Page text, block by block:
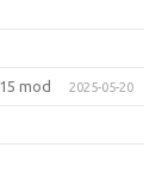
mod 2025-05-20